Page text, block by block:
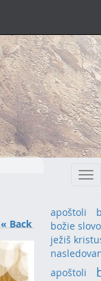
« Back
apoštoli
božie slovo
ježiš
apoštoli